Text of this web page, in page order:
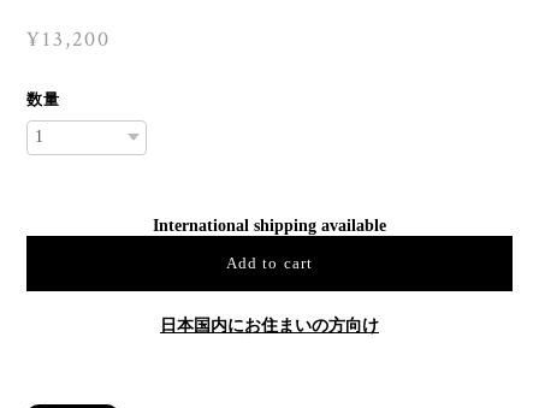
¥13,200
数量
International shipping available
Add to cart
日本国内にお住まいの方向け